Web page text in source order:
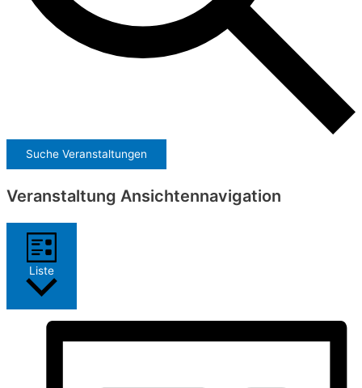
Suche Veranstaltungen
Veranstaltung Ansichtennavigation
Liste